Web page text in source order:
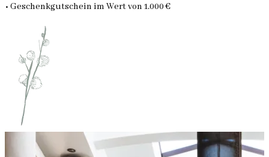
• Geschenkgutschein im Wert von 1.000 €